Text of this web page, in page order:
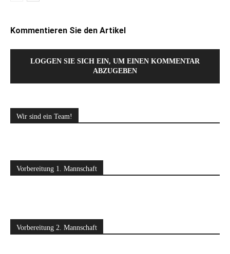
Kommentieren Sie den Artikel
LOGGEN SIE SICH EIN, UM EINEN KOMMENTAR
ABZUGEBEN
Wir sind ein Team!
Vorbereitung 1. Mannschaft
Vorbereitung 2. Mannschaft